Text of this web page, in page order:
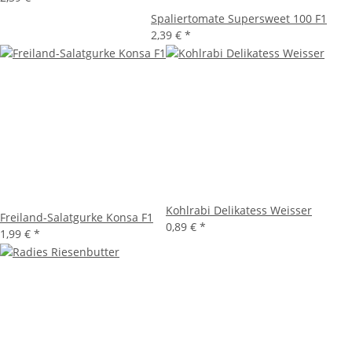
Spaliertomate Supersweet 100 F1
2,39 € *
Freiland-Salatgurke Konsa F1
1,99 € *
Kohlrabi Delikatess Weisser
0,89 € *